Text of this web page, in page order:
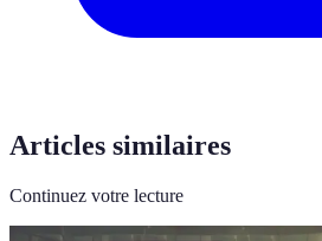
Articles similaires
Continuez votre lecture